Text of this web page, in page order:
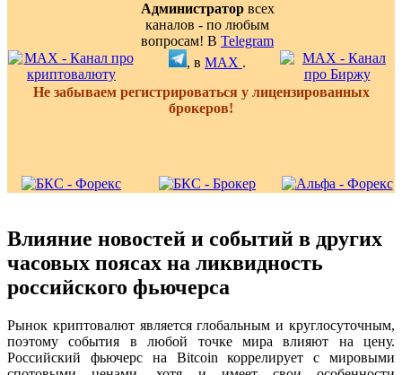
Администраторвсех
каналов - по любым
вопросам! В Telegram
, в MAX .
Не забываем регистрироваться у лицензированных
брокеров!
Влияние новостей и событий в других
часовых поясах на ликвидность
российского фьючерса
Рынок криптовалют является глобальным и круглосуточным,
поэтому события в любой точке мира влияют на цену.
Российский фьючерс на Bitcoin коррелирует с мировыми